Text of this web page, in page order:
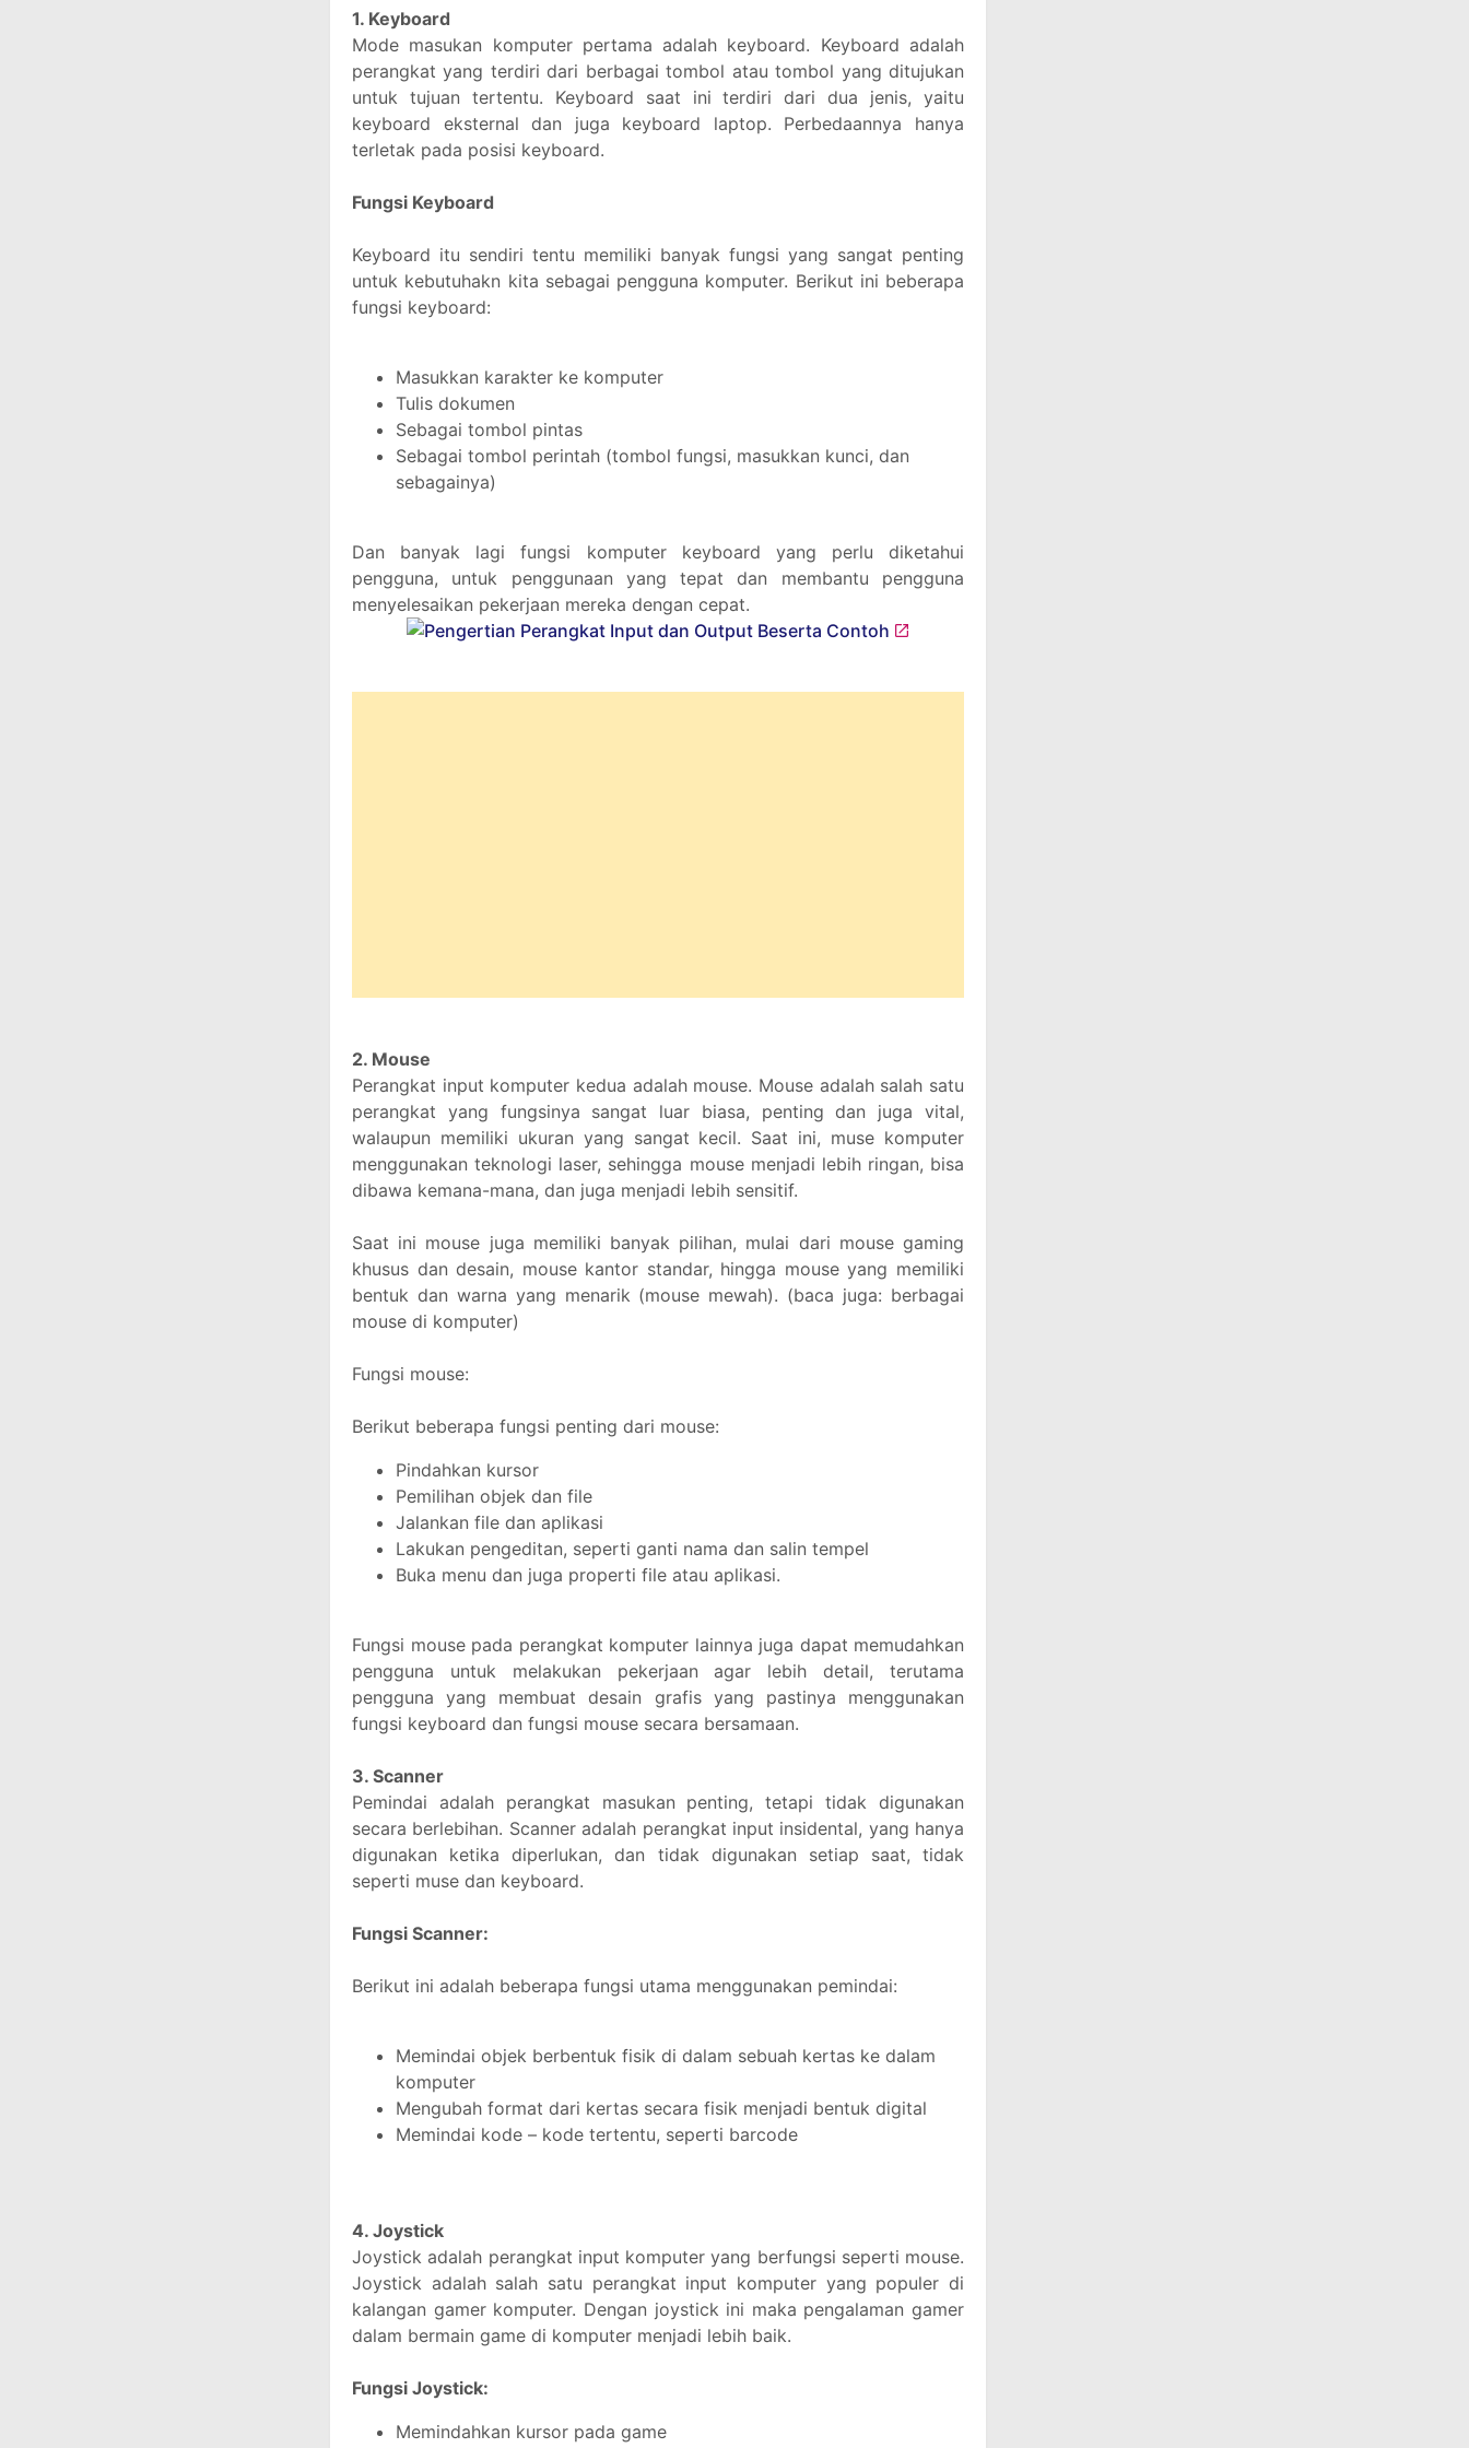
1. Keyboard
Mode masukan komputer pertama adalah keyboard. Keyboard adalah
perangkat yang terdiri dari berbagai tombol atau tombol yang ditujukan
untuk tujuan tertentu. Keyboard saat ini terdiri dari dua jenis, yaitu
keyboard eksternal dan juga keyboard laptop. Perbedaannya hanya
terletak pada posisi keyboard.
Fungsi Keyboard
Keyboard itu sendiri tentu memiliki banyak fungsi yang sangat penting
untuk kebutuhakn kita sebagai pengguna komputer. Berikut ini beberapa
fungsi keyboard:
Masukkan karakter ke komputer
Tulis dokumen
Sebagai tombol pintas
Sebagai tombol perintah (tombol fungsi, masukkan kunci, dan
sebagainya)
Dan banyak lagi fungsi komputer keyboard yang perlu diketahui
pengguna, untuk penggunaan yang tepat dan membantu pengguna
menyelesaikan pekerjaan mereka dengan cepat.
2. Mouse
Perangkat input komputer kedua adalah mouse. Mouse adalah salah satu
perangkat yang fungsinya sangat luar biasa, penting dan juga vital,
walaupun memiliki ukuran yang sangat kecil. Saat ini, muse komputer
menggunakan teknologi laser, sehingga mouse menjadi lebih ringan, bisa
dibawa kemana-mana, dan juga menjadi lebih sensitif.
Saat ini mouse juga memiliki banyak pilihan, mulai dari mouse gaming
khusus dan desain, mouse kantor standar, hingga mouse yang memiliki
bentuk dan warna yang menarik (mouse mewah). (baca juga: berbagai
mouse di komputer)
Fungsi mouse:
Berikut beberapa fungsi penting dari mouse:
Pindahkan kursor
Pemilihan objek dan file
Jalankan file dan aplikasi
Lakukan pengeditan, seperti ganti nama dan salin tempel
Buka menu dan juga properti file atau aplikasi.
Fungsi mouse pada perangkat komputer lainnya juga dapat memudahkan
pengguna untuk melakukan pekerjaan agar lebih detail, terutama
pengguna yang membuat desain grafis yang pastinya menggunakan
fungsi keyboard dan fungsi mouse secara bersamaan.
3. Scanner
Pemindai adalah perangkat masukan penting, tetapi tidak digunakan
secara berlebihan. Scanner adalah perangkat input insidental, yang hanya
digunakan ketika diperlukan, dan tidak digunakan setiap saat, tidak
seperti muse dan keyboard.
Fungsi Scanner:
Berikut ini adalah beberapa fungsi utama menggunakan pemindai:
Memindai objek berbentuk fisik di dalam sebuah kertas ke dalam
komputer
Mengubah format dari kertas secara fisik menjadi bentuk digital
Memindai kode – kode tertentu, seperti barcode
4. Joystick
Joystick adalah perangkat input komputer yang berfungsi seperti mouse.
Joystick adalah salah satu perangkat input komputer yang populer di
kalangan gamer komputer. Dengan joystick ini maka pengalaman gamer
dalam bermain game di komputer menjadi lebih baik.
Fungsi Joystick:
Memindahkan kursor pada game